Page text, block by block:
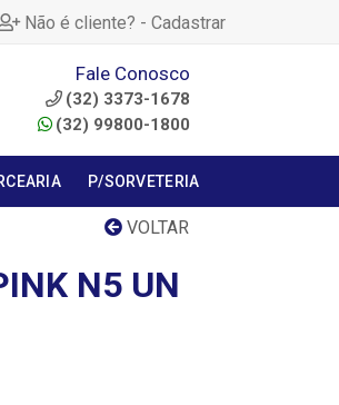
Não é cliente? - Cadastrar
Fale Conosco
(32) 3373-1678
(32) 99800-1800
P/SORVETERIA
VOLTAR
N5 UN